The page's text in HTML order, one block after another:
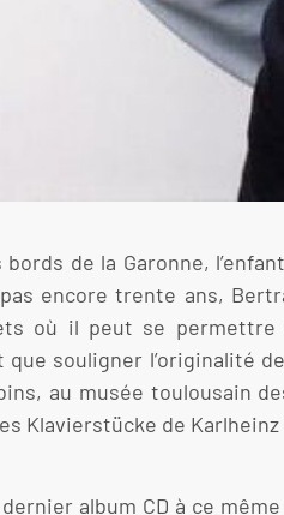
de la Garonne,
pas encore trente ans,
où il peut se permettre
que souligner l’originalité
au musée toulousain
Klavierstücke de
dernier album CD à ce